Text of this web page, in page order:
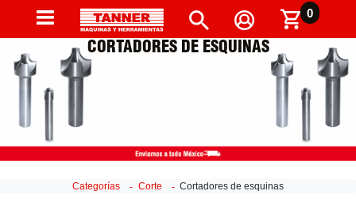
0
CORTADORES DE ESQUINAS
Categorías Corte Cortadores de esquinas